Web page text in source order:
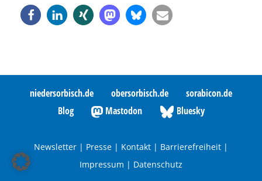
niedersorbisch.de obersorbisch.de
sorabicon.de
Blog
Mastodon Bluesky
Newsletter | Presse | Kontakt | Barrierefreiheit |
Impressum | Datenschutz